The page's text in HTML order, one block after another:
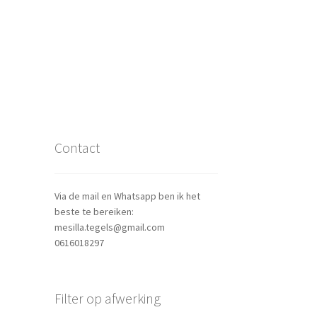
Contact
Via de mail en Whatsapp ben ik het
beste te bereiken:
mesilla.tegels@gmail.com
0616018297
Filter op afwerking